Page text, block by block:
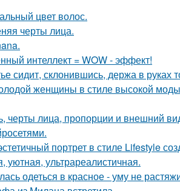
цвет волос.
черты лица.
интеллект = WOW - эффект!
сидит, склонившись, держа в руках
женщины в стиле высокой
черты лица, пропорции и внешний
портрет в стиле Lifestyle
ультрареалистичная.
одеться в красное - уму не